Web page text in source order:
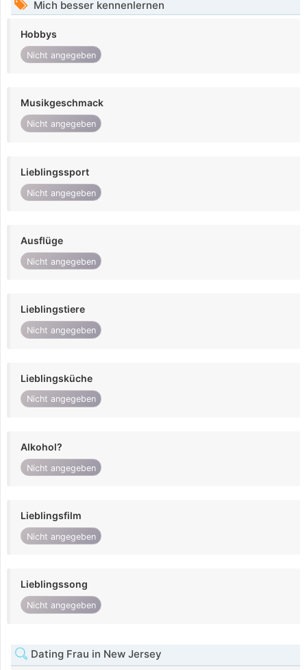
Mich besser kennenlernen
Hobbys
Nicht angegeben
Musikgeschmack
Nicht angegeben
Lieblingssport
Nicht angegeben
Ausflüge
Nicht angegeben
Lieblingstiere
Nicht angegeben
Lieblingsküche
Nicht angegeben
Alkohol?
Nicht angegeben
Lieblingsfilm
Nicht angegeben
Lieblingssong
Nicht angegeben
Dating Frau in New Jersey